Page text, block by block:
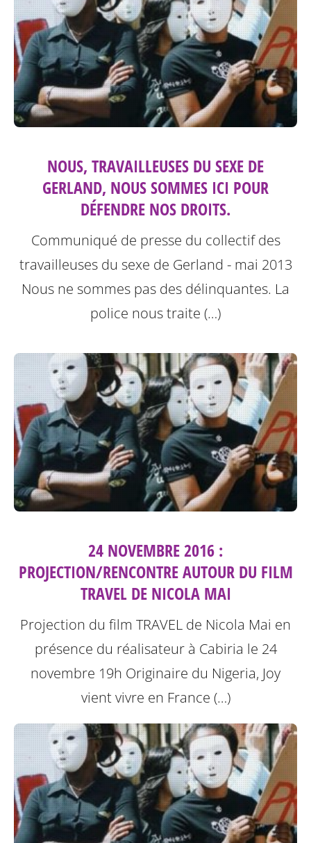
NOUS, TRAVAILLEUSES DU SEXE DE
GERLAND, NOUS SOMMES ICI POUR
DÉFENDRE NOS DROITS.
Communiqué de presse du collectif des
travailleuses du sexe de Gerland - mai 2013
Nous ne sommes pas des délinquantes. La
police nous traite (…)
24 NOVEMBRE 2016 :
PROJECTION/RENCONTRE AUTOUR DU FILM
TRAVEL DE NICOLA MAI
Projection du film TRAVEL de Nicola Mai en
présence du réalisateur à Cabiria le 24
novembre 19h Originaire du Nigeria, Joy
vient vivre en France (…)